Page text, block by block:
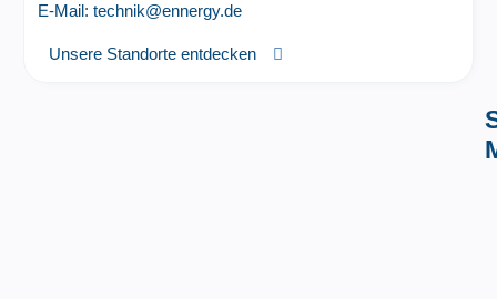
E-Mail: technik@ennergy.de
Unsere Standorte entdecken